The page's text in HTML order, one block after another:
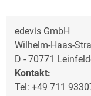
edevis GmbH
Wilhelm-Haas-
D - 70771
Kontakt:
Tel: +49 711